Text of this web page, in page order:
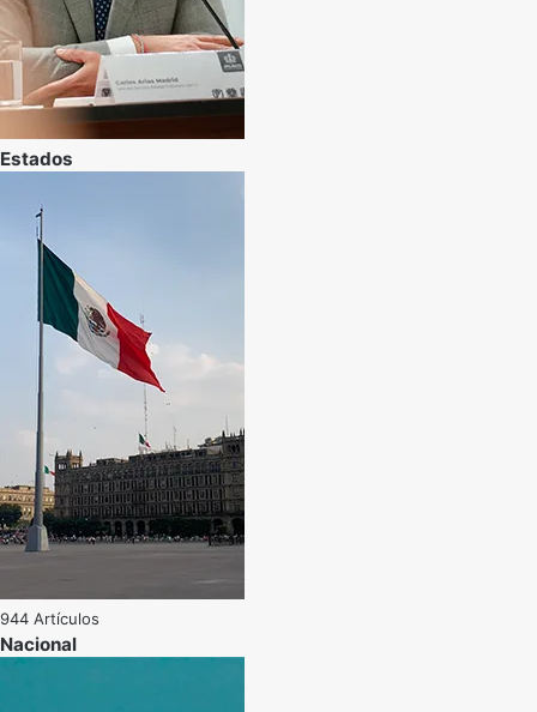
Estados
944 Artículos
Nacional